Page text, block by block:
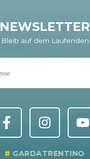
NEWSLETTER
Bleib auf dem Laufenden
GARDATRENTINO